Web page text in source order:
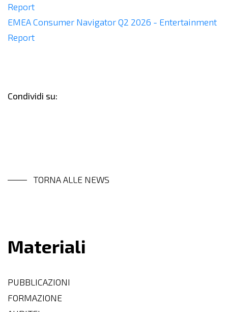
Report
EMEA Consumer Navigator Q2 2026 - Entertainment
Report
Condividi su:
TORNA ALLE NEWS
Materiali
PUBBLICAZIONI
FORMAZIONE